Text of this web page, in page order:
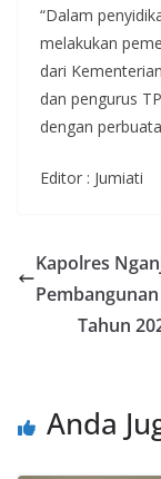
“Dalam
melakukan
dari
dan pengurus
dengan
Editor : Jumiati
Kapolres
Tahun
Anda